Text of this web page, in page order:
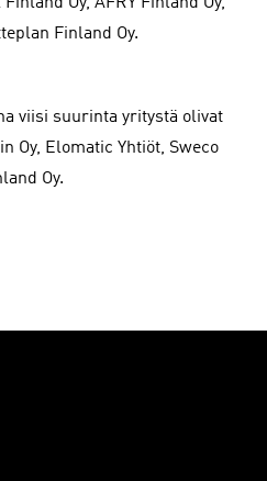
Finland Oy.
viisi suurinta yritystä olivat
Oy, Elomatic Yhtiöt, Sweco
Oy.